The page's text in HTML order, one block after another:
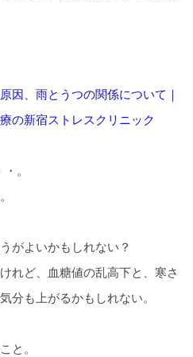
因、雨とうつの関係について｜
の新宿ストレスクリニック
。
がよいかもしれない？
れど、血糖値の乱高下と、寒さ
分も上がるかもしれない。
と。